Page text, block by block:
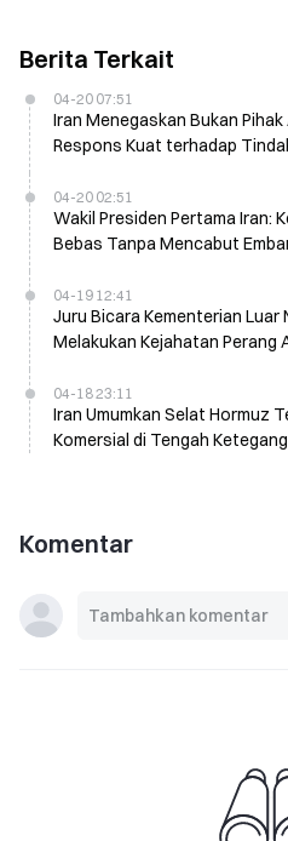
Berita Terkait
04-20 07:51
Iran Menegaskan Bukan
Respons Kuat terhadap
04-20 02:51
Wakil Presiden Pertama Iran:
Bebas Tanpa Mencabut
04-19 12:41
Juru Bicara Kementerian Luar
Melakukan Kejahatan Perang
04-18 23:11
Iran Umumkan Selat Hormuz
Komersial di Tengah
Komentar